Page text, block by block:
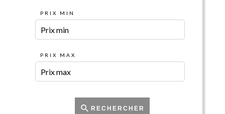
PRIX MIN
PRIX MAX
RECHERCHER